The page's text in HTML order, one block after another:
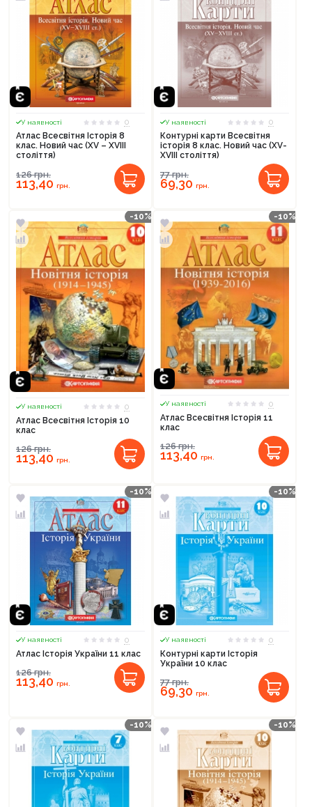
У наявності
0
Атлас Всесвітня Історія 8
клас. Новий час (XV – XVIII
століття)
126грн.
113,40 грн.
У наявності
0
Контурні карти Всесвітня
історія 8 клас. Новий час (XV-
XVIII століття)
77грн.
69,30 грн.
-10%
У наявності
0
Атлас Всесвітня Історія 10
клас
126грн.
113,40 грн.
-10%
У наявності
0
Атлас Всесвітня Історія 11
клас
126грн.
113,40 грн.
-10%
У наявності
0
Атлас Історія України 11 клас
126грн.
113,40 грн.
-10%
У наявності
0
Контурні карти Історія
України 10 клас
77грн.
69,30 грн.
-10% -10%